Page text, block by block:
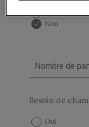
Non
Besoin de
Oui